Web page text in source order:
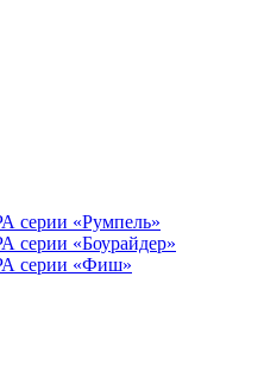
серии «Румпель»
серии «Боурайдер»
серии «Фиш»